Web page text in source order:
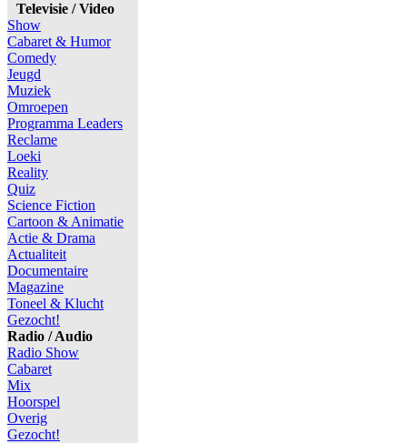
Televisie / Video
Show
Cabaret & Humor
Comedy
Jeugd
Muziek
Omroepen
Programma Leaders
Reclame
Loeki
Reality
Quiz
Science Fiction
Cartoon & Animatie
Actie & Drama
Actualiteit
Documentaire
Magazine
Toneel & Klucht
Gezocht!
Radio / Audio
Radio Show
Cabaret
Mix
Hoorspel
Overig
Gezocht!